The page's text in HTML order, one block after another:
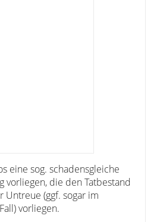
eine sog. schadensgleiche
vorliegen, die den Tatbestand
Untreue (ggf. sogar im
vorliegen.